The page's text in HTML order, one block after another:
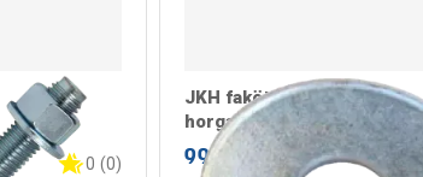
0 (0)
JKH fakötésű alátét 8mm,
horganyzott sb-1
999 Ft / doboz